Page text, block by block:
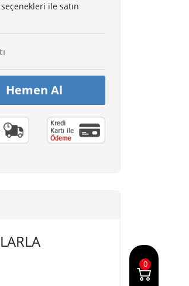
ile satın
Hemen Al
0